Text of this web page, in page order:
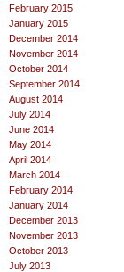
February 2015
January 2015
December 2014
November 2014
October 2014
September 2014
August 2014
July 2014
June 2014
May 2014
April 2014
March 2014
February 2014
January 2014
December 2013
November 2013
October 2013
July 2013